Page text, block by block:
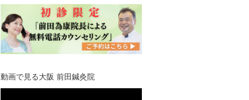
動画で見る大阪 前田鍼灸院